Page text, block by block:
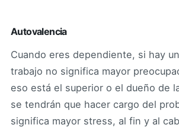
Autovalencia
Cuando eres dependiente, si hay
trabajo no significa mayor
eso está el superior o el dueño de
se tendrán que hacer cargo del
significa mayor stress, al fin y al